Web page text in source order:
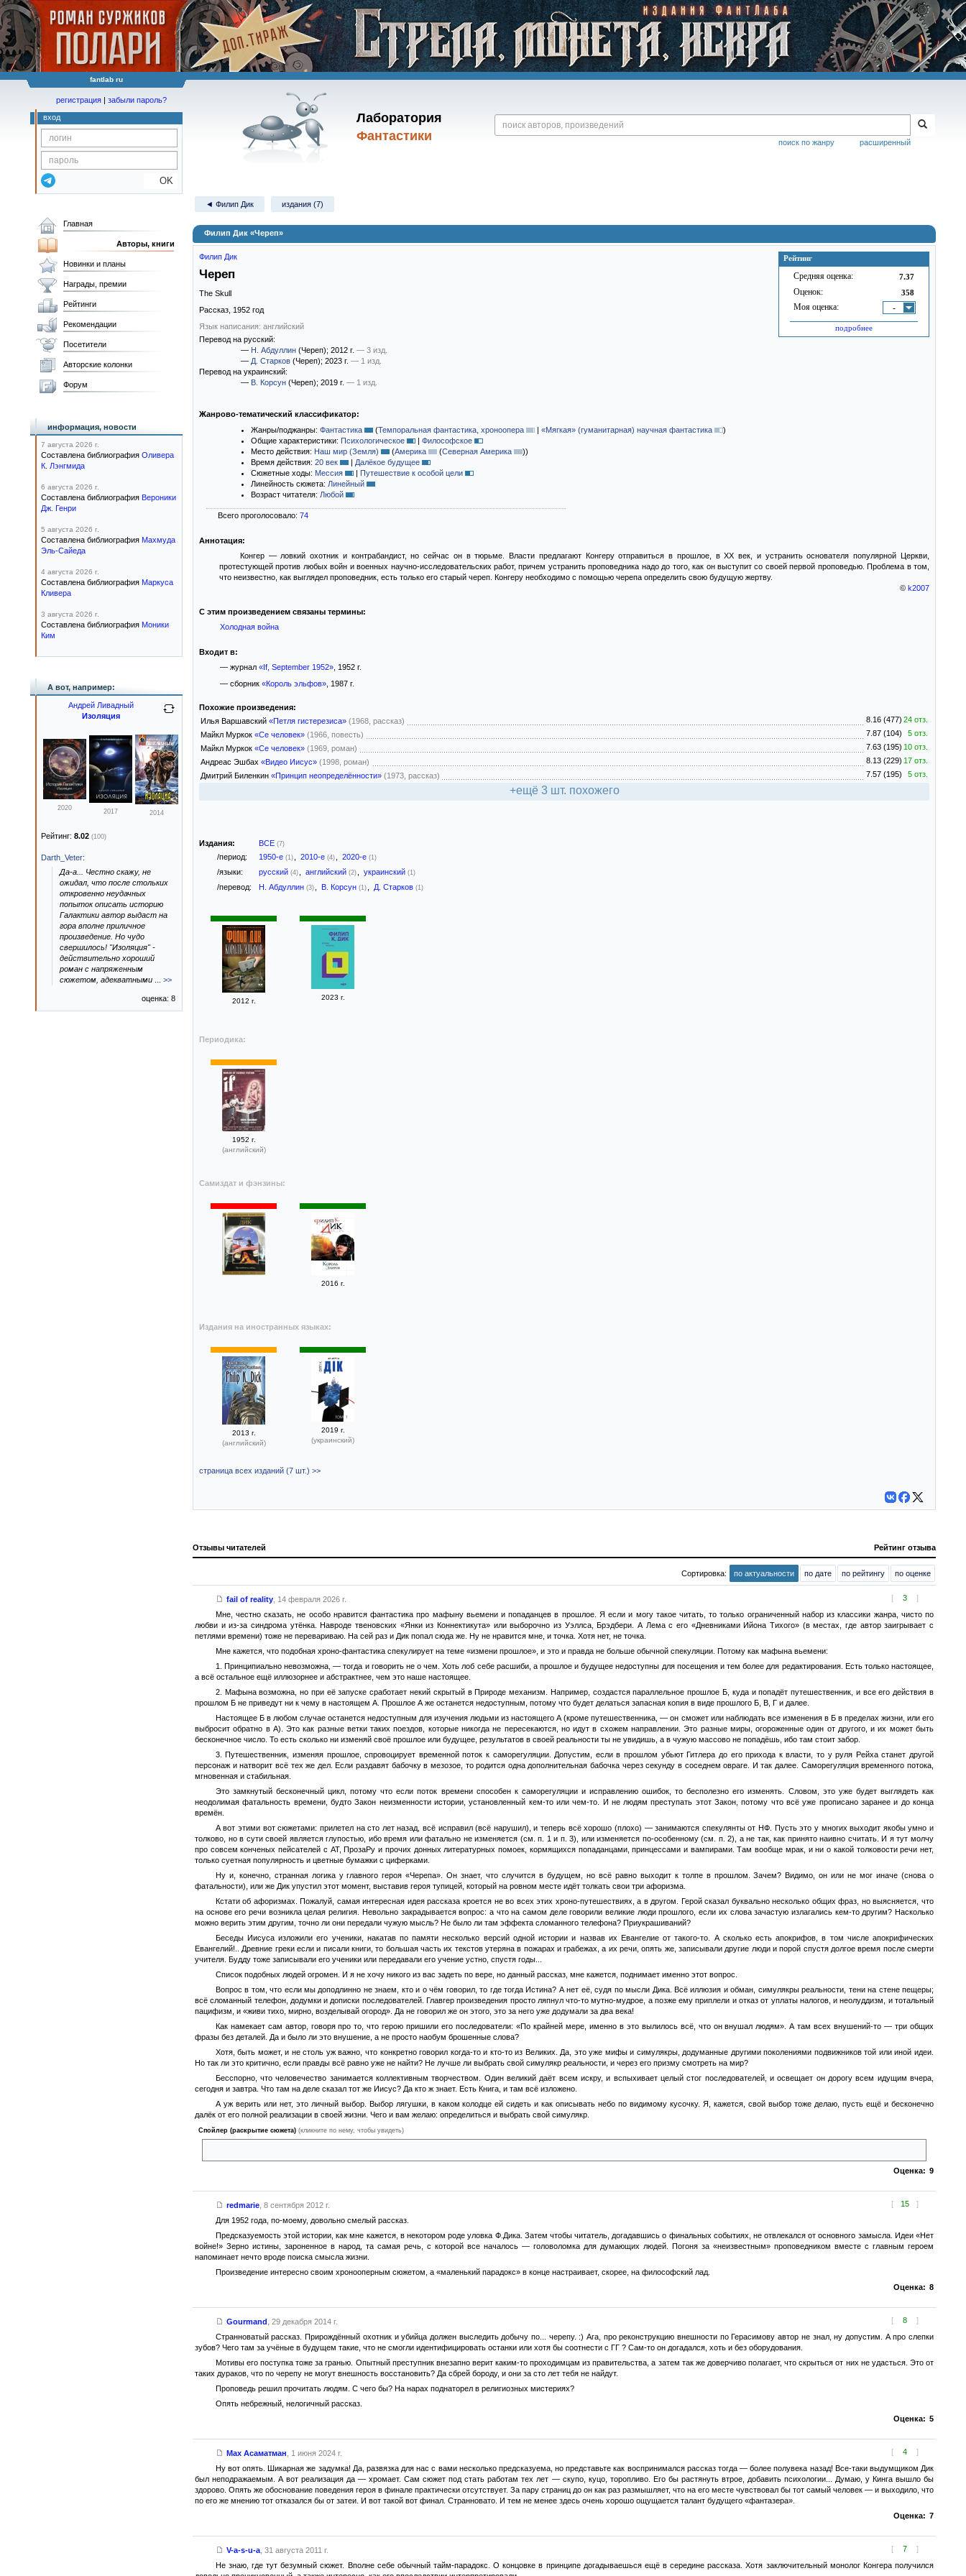
fantlab ru
Лаборатория
Фантастики
расширенный
поиск по жанру
регистрация | забыли пароль?
вход
OK
◄ Филип Дик издания (7)
Филип Дик «Череп»
Рейтинг
Средняя оценка: 7.37
Оценок: 358
Моя оценка: -
подробнее
Филип Дик
Череп
The Skull
Рассказ, 1952 год
Язык написания: английский
Перевод на русский:
— Н. Абдуллин (Череп); 2012 г. — 3 изд.
— Д. Старков (Череп); 2023 г. — 1 изд.
Перевод на украинский:
— В. Корсун (Череп); 2019 г. — 1 изд.
Жанрово-тематический классификатор:
Жанры/поджанры: Фантастика (Темпоральная фантастика, хроноопера | «Мягкая» (гуманитарная) научная фантастика
)
Общие характеристики: Психологическое | Философское
Место действия: Наш мир (Земля) (Америка (Северная Америка ))
Время действия: 20 век | Далёкое будущее
Сюжетные ходы: Мессия | Путешествие к особой цели
Линейность сюжета: Линейный
Возраст читателя: Любой
Всего проголосовало: 74
Аннотация:
Конгер — ловкий охотник и контрабандист, но сейчас он в тюрьме. Власти предлагают Конгеру отправиться в прошлое, в XX век, и устранить основателя популярной Церкви,
протестующей против любых войн и военных научно-исследовательских работ, причем устранить проповедника надо до того, как он выступит со своей первой проповедью. Проблема в том,
что неизвестно, как выглядел проповедник, есть только его старый череп. Конгеру необходимо с помощью черепа определить свою будущую жертву.
© k2007
С этим произведением связаны термины:
Холодная война
Входит в:
— журнал «If, September 1952», 1952 г.
— сборник «Король эльфов», 1987 г.
Похожие произведения:
Илья Варшавский «Петля гистерезиса» (1968, рассказ) 8.16 (477) 24 отз.
Майкл Муркок «Се человек» (1966, повесть) 7.87 (104)
5 отз.
Майкл Муркок «Се человек» (1969, роман) 7.63 (195) 10 отз.
Андреас Эшбах «Видео Иисус» (1998, роман) 8.13 (229) 17 отз.
Дмитрий Биленкин «Принцип неопределённости» (1973, рассказ) 7.57 (195) 5 отз.
+ещё 3 шт. похожего
Издания: ВСЕ (7)
/период: 1950-е (1) 2010-е (4) 2020-е (1)
/языки: русский (4) английский (2) украинский (1)
/перевод: Н. Абдуллин (3) В. Корсун (1) Д. Старков (1)
2012 г. 2023 г.
Периодика:
1952 г.
(английский)
Самиздат и фэнзины:
2016 г.
Издания на иностранных языках:
2013 г.
(английский)
2019 г.
(украинский)
страница всех изданий (7 шт.) >>
Отзывы читателей Рейтинг отзыва
Сортировка: по актуальности по дате по рейтингу по оценке
[ 3 ]
fail of reality, 14 февраля 2026 г.
Мне, честно сказать, не особо нравится фантастика про мафыну вьемени и попаданцев в прошлое. Я если и могу такое читать, то только ограниченный набор из классики жанра, чисто по
любви и из-за синдрома утёнка. Навроде твеновских «Янки из Коннектикута» или выборочно из Уэллса, Брэдбери. А Лема с его «Дневниками Ийона Тихого» (в местах, где автор заигрывает с
петлями времени) тоже не перевариваю. На сей раз и Дик попал сюда же. Ну не нравится мне, и точка. Хотя нет, не точка.
Мне кажется, что подобная хроно-фантастика спекулирует на теме «измени прошлое», и это и правда не больше обычной спекуляции. Потому как мафына вьемени:
1. Принципиально невозможна, — тогда и говорить не о чем. Хоть лоб себе расшиби, а прошлое и будущее недоступны для посещения и тем более для редактирования. Есть только настоящее,
а всё остальное ещё иллюзорнее и абстрактнее, чем это наше настоящее.
2. Мафына возможна, но при её запуске сработает некий скрытый в Природе механизм. Например, создастся параллельное прошлое Б, куда и попадёт путешественник, и все его действия в
прошлом Б не приведут ни к чему в настоящем А. Прошлое А же останется недоступным, потому что будет делаться запасная копия в виде прошлого Б, В, Г и далее.
Настоящее Б в любом случае останется недоступным для изучения людьми из настоящего А (кроме путешественника, — он сможет или наблюдать все изменения в Б в пределах жизни, или его
выбросит обратно в А). Это как разные ветки таких поездов, которые никогда не пересекаются, но идут в схожем направлении. Это разные миры, огороженные один от другого, и их может быть
бесконечное число. То есть сколько ни изменяй своё прошлое или будущее, результатов в своей реальности ты не увидишь, а в чужую массово не попадёшь, ибо там стоит забор.
3. Путешественник, изменяя прошлое, спровоцирует временной поток к саморегуляции. Допустим, если в прошлом убьют Гитлера до его прихода к власти, то у руля Рейха станет другой
персонаж и натворит всё тех же дел. Если раздавят бабочку в мезозое, то родится одна дополнительная бабочка через секунду в соседнем овраге. И так далее. Саморегуляция временного потока,
мгновенная и стабильная.
Это замкнутый бесконечный цикл, потому что если поток времени способен к саморегуляции и исправлению ошибок, то бесполезно его изменять. Словом, это уже будет выглядеть как
неодолимая фатальность времени, будто Закон неизменности истории, установленный кем-то или чем-то. И не людям преступать этот Закон, потому что всё уже прописано заранее и до конца
времён.
А вот этими вот сюжетами: прилетел на сто лет назад, всё исправил (всё нарушил), и теперь всё хорошо (плохо) — занимаются спекулянты от НФ. Пусть это у многих выходит якобы умно и
толково, но в сути своей является глупостью, ибо время или фатально не изменяется (см. п. 1 и п. 3), или изменяется по-особенному (см. п. 2), а не так, как принято наивно считать. И я тут молчу
про совсем конченых пейсателей с АТ, ПрозаРу и прочих донных литературных помоек, кормящихся попаданцами, принцессами и вампирами. Там вообще мрак, и ни о какой толковости речи нет,
только суетная популярность и цветные бумажки с циферками.
Ну и, конечно, странная логика у главного героя «Черепа». Он знает, что случится в будущем, но всё равно выходит к толпе в прошлом. Зачем? Видимо, он или не мог иначе (снова о
фатальности), или же Дик упустил этот момент, выставив героя тупицей, который на ровном месте идёт толкать свои три афоризма.
Кстати об афоризмах. Пожалуй, самая интересная идея рассказа кроется не во всех этих хроно-путешествиях, а в другом. Герой сказал буквально несколько общих фраз, но выясняется, что
на основе его речи возникла целая религия. Невольно закрадывается вопрос: а что на самом деле говорили великие люди прошлого, если их слова зачастую излагались кем-то другим? Насколько
можно верить этим другим, точно ли они передали чужую мысль? Не было ли там эффекта сломанного телефона? Приукрашиваний?
Беседы Иисуса изложили его ученики, накатав по памяти несколько версий одной истории и назвав их Евангелие от такого-то. А сколько есть апокрифов, в том числе апокрифических
Евангелий!.. Древние греки если и писали книги, то большая часть их текстов утеряна в пожарах и грабежах, а их речи, опять же, записывали другие люди и порой спустя долгое время после смерти
учителя. Будду тоже записывали его ученики или передавали его учение устно, спустя годы...
Список подобных людей огромен. И я не хочу никого из вас задеть по вере, но данный рассказ, мне кажется, поднимает именно этот вопрос.
Вопрос в том, что если мы доподлинно не знаем, кто и о чëм говорил, то где тогда Истина? А нет её, судя по мысли Дика. Всё иллюзия и обман, симулякры реальности, тени на стене пещеры;
всё сломанный телефон, додумки и дописки последователей. Главгер произведения просто ляпнул что-то мутно-мудрое, а позже ему приплели и отказ от уплаты налогов, и неолуддизм, и тотальный
пацифизм, и «живи тихо, мирно, возделывай огород». Да не говорил же он этого, это за него уже додумали за два века!
Как намекает сам автор, говоря про то, что герою пришили его последователи: «По крайней мере, именно в это вылилось всё, что он внушал людям». А там всех внушений-то — три общих
фразы без деталей. Да и было ли это внушение, а не просто наобум брошенные слова?
Хотя, быть может, и не столь уж важно, что конкретно говорил когда-то и кто-то из Великих. Да, это уже мифы и симулякры, додуманные другими поколениями подвижников той или иной идеи.
Но так ли это критично, если правды всё равно уже не найти? Не лучше ли выбрать свой симулякр реальности, и через его призму смотреть на мир?
Бесспорно, что человечество занимается коллективным творчеством. Один великий даёт всем искру, и вспыхивает целый стог последователей, и освещает он дорогу всем идущим вчера,
сегодня и завтра. Что там на деле сказал тот же Иисус? Да кто ж знает. Есть Книга, и там всё изложено.
А уж верить или нет, это личный выбор. Выбор лягушки, в каком колодце ей сидеть и как описывать небо по видимому кусочку. Я, кажется, свой выбор тоже делаю, пусть ещё и бесконечно
далёк от его полной реализации в своей жизни. Чего и вам желаю: определиться и выбрать свой симулякр.
Спойлер (раскрытие сюжета) (кликните по нему, чтобы увидеть)
Оценка: 9
[ 15 ]
redmarie, 8 сентября 2012 г.
Для 1952 года, по-моему, довольно смелый рассказ.
Предсказуемость этой истории, как мне кажется, в некотором роде уловка Ф.Дика. Затем чтобы читатель, догадавшись о финальных событиях, не отвлекался от основного замысла. Идеи «Нет
войне!» Зерно истины, зароненное в народ, та самая речь, с которой все началось — головоломка для думающих людей. Погоня за «неизвестным» проповедником вместе с главным героем
напоминает нечто вроде поиска смысла жизни.
Произведение интересно своим хронооперным сюжетом, а «маленький парадокс» в конце настраивает, скорее, на философский лад.
Оценка: 8
[ 8 ]
Gourmand 29 декабря 2014 г.
Странноватый рассказ. Прирождённый охотник и убийца должен выследить добычу по... черепу. :) Ага, про реконструкцию внешности по Герасимову автор не знал, ну допустим. А про слепки
зубов? Чего там за учёные в будущем такие, что не смогли идентифицировать останки или хотя бы соотнести с ГГ ? Сам-то он догадался, хоть и без оборудования.
Мотивы его поступка тоже за гранью. Опытный преступник внезапно верит каким-то проходимцам из правительства, а затем так же доверчиво полагает, что скрыться от них не удасться. Это от
таких дураков, что по черепу не могут внешность восстановить? Да сбрей бороду, и они за сто лет тебя не найдут.
Проповедь решил прочитать людям. С чего бы? На нарах поднаторел в религиозных мистериях?
Опять небрежный, нелогичный рассказ.
Оценка: 5
[ 4 ]
Мах Асаматман
1 июня 2024 г.
Ну вот опять. Шикарная же задумка! Да, развязка для нас с вами несколько предсказуема, но представьте как воспринимался рассказ тогда — более полувека назад! Все-таки выдумщиком Дик
был неподражаемым. А вот реализация да — хромает. Сам сюжет под стать работам тех лет — скупо, куцо, торопливо. Его бы растянуть втрое, добавить психологии... Думаю, у Кинга вышло бы
здорово. Опять же обоснование поведения героя в финале практически отсутствует. За пару страниц до он как раз размышляет, что на его месте чувствовал бы тот самый человек — и выходило, что
по его же мнению тот отказался бы от затеи. И вот такой вот финал. Странновато. И тем не менее здесь очень хорошо ощущается талант будущего «фантазера».
Оценка: 7
[ 7 ]
V-a-s-u-a, 31 августа 2011 г.
Не знаю, где тут безумный сюжет. Вполне себе обычный тайм-парадокс. О концовке в принципе догадываешься ещё в середине рассказа. Хотя заключительный монолог Конгера получился
Главная
Авторы, книги
Новинки и планы
Награды, премии
Рейтинги
Рекомендации
Посетители
Авторские колонки
Форум
информация, новости
7 августа 2026 г.
Составлена библиография Оливера
К. Лэнгмида
6 августа 2026 г.
Составлена библиография Вероники
Дж. Генри
5 августа 2026 г.
Составлена библиография Махмуда
Эль-Сайеда
4 августа 2026 г.
Составлена библиография Маркуса
Кливера
3 августа 2026 г.
Составлена библиография Моники
Ким
А вот, например:
Андрей Ливадный
Изоляция
2020 2017 2014
Рейтинг: 8.02 (100)
Darth_Veter:
Да-а... Честно скажу, не
ожидал, что после стольких
откровенно неудачных
попыток описать историю
Галактики автор выдаст на
гора вполне приличное
произведение. Но чудо
свершилось! "Изоляция" -
действительно хороший
роман с напряженным
сюжетом, адекватными
>>
оценка: 8